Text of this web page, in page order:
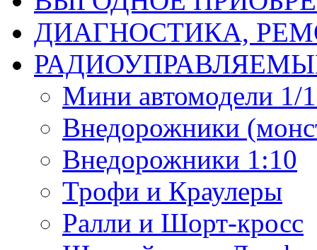
ДИАГНОСТИКА,
Мини автомодели 1/
Внедорожники
Внедорожники 1:10
Трофи и Краулеры
Ралли и Шорт-кросс